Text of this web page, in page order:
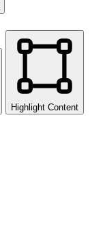
Highlight Content